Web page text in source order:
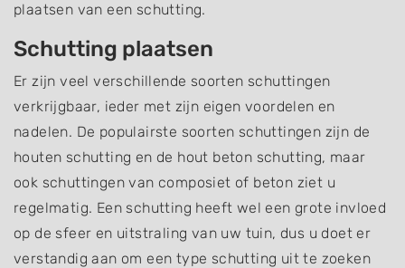
plaatsen van een schutting.
Schutting plaatsen
Er zijn veel verschillende soorten schuttingen
verkrijgbaar, ieder met zijn eigen voordelen en
nadelen. De populairste soorten schuttingen zijn de
houten schutting en de hout beton schutting, maar
ook schuttingen van composiet of beton ziet u
regelmatig. Een schutting heeft wel een grote invloed
op de sfeer en uitstraling van uw tuin, dus u doet er
verstandig aan om een type schutting uit te zoeken